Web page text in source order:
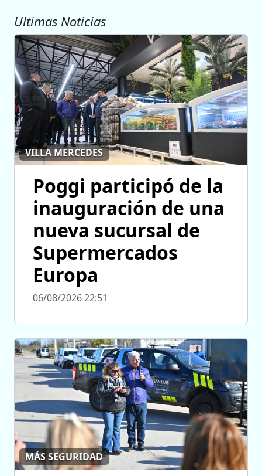
Ultimas Noticias
VILLA MERCEDES
Poggi participó de la
inauguración de una
nueva sucursal de
Supermercados
Europa
06/08/2026 22:51
MÁS SEGURIDAD